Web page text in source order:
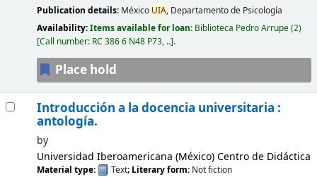
Publication details: México UIA, Departamento de Psicología
Availability:Items available for loan: Biblioteca Pedro Arrupe(2)
Call number: RC 386 6 N48 P73, .. .
Place hold
Introducción a la docencia universitaria :
antología.
by
Universidad Iberoamericana (México) Centro de Didáctica
Material type: Text; Literary form: Not fiction